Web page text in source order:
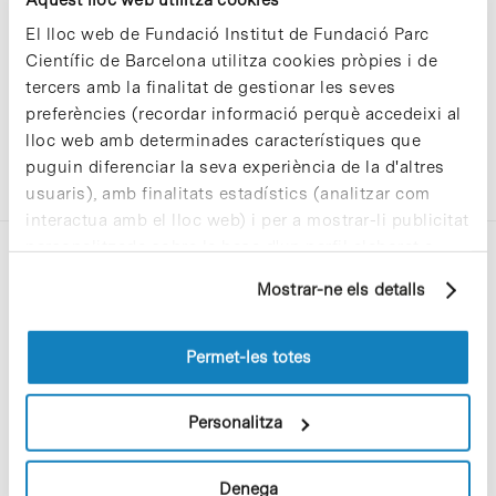
El lloc web de Fundació Institut de Fundació Parc
Científic de Barcelona utilitza cookies pròpies i de
tercers amb la finalitat de gestionar les seves
preferències (recordar informació perquè accedeixi al
lloc web amb determinades característiques que
puguin diferenciar la seva experiència de la d'altres
usuaris), amb finalitats estadístics (analitzar com
interactua amb el lloc web) i per a mostrar-li publicitat
personalitzada sobre la base d'un perfil elaborat a
pàgines visitades). Per a obtenir més informació sobre
les cookies pot consultar laPolítica de cookiesdel
Mostrar-ne els detalls
Permet-les totes
Personalitza
Denega
C/Baldiri Reixac, 4-12 i 15